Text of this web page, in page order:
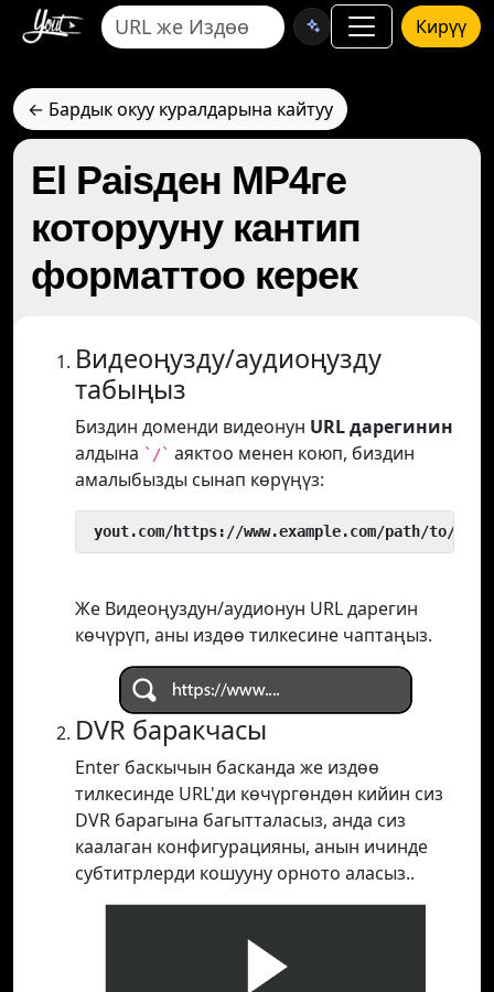
Кирүү
← Бардык окуу куралдарына кайтуу
El Paisден MP4ге
которууну кантип
форматтоо керек
Видеоңузду/аудиоңузду
табыңыз
Биздин доменди видеонун URL дарегинин
алдына `/` аяктоо менен коюп, биздин
амалыбызды сынап көрүңүз:
yout.com/https://www.example.com/path/to/
Же Видеоңуздун/аудионун URL дарегин
көчүрүп, аны издөө тилкесине чаптаңыз.
DVR баракчасы
Enter баскычын басканда же издөө
тилкесинде URL'ди көчүргөндөн кийин сиз
DVR барагына багытталасыз, анда сиз
каалаган конфигурацияны, анын ичинде
субтитрлерди кошууну орното аласыз..